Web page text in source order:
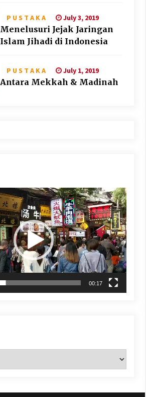
P U S T A K A July 3, 2019
Menelusuri Jejak Jaringan
Islam Jihadi di Indonesia
P U S T A K A July 1, 2019
Antara Mekkah & Madinah
00:17